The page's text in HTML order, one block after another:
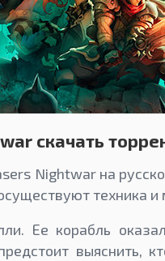
скачать
Nightwar на
техника и
Ее корабль
выяснить,